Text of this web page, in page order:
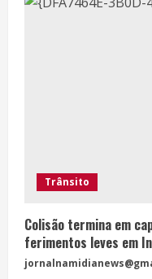
Trânsito
Colisão termina em
ferimentos leves em